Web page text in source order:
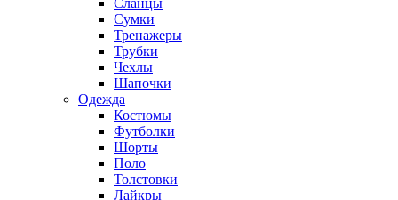
Сумки
Тренажеры
Трубки
Чехлы
Шапочки
Одежда
Костюмы
Футболки
Шорты
Поло
Толстовки
Лайкры